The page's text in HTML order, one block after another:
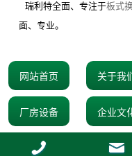
瑞利特全面、专注于板式
面、专业。
网站首页 关于我们
厂房设备 企业文